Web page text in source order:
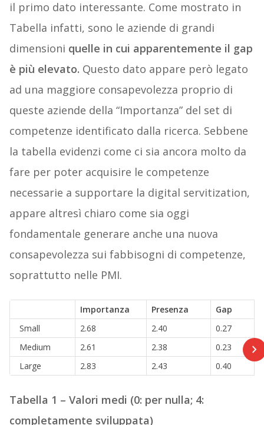
il primo dato interessante. Come mostrato in
Tabella infatti, sono le aziende di grandi
dimensioni quelle in cui apparentemente il gap
è più elevato. Questo dato appare però legato
ad una maggiore consapevolezza proprio di
queste aziende della “Importanza” del set di
competenze identificato dalla ricerca. Sebbene
la tabella evidenzi come ci sia ancora molto da
fare per poter acquisire le competenze
necessarie a supportare la digital servitization,
appare altresì chiaro come sia oggi
fondamentale generare anche una nuova
consapevolezza sui fabbisogni di competenze,
soprattutto nelle PMI.
Importanza Presenza
Gap
Small
2.68 2.40
0.27
Medium
2.61 2.38
0.23
Large
2.83 2.43 0.40
Tabella 1 – Valori medi (0: per nulla; 4:
completamente sviluppata)